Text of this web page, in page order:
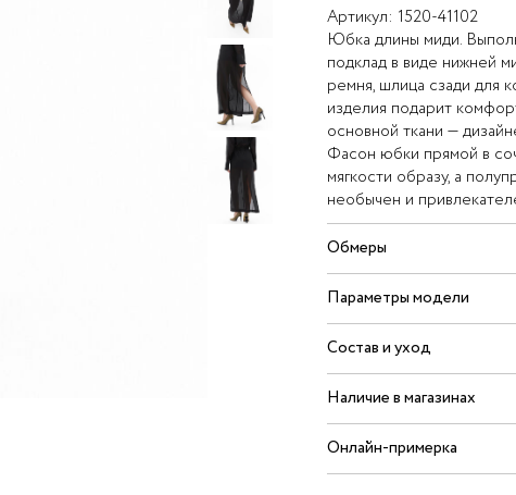
Артикул: 1520-41102
Юбка длины миди.
подклад в виде нижней
ремня, шлица сзади для
изделия подарит
основной ткани —
Фасон юбки прямой в
мягкости образу, а
необычен и
Обмеры
Параметры модели
Состав и уход
Наличие в магазинах
Онлайн-примерка